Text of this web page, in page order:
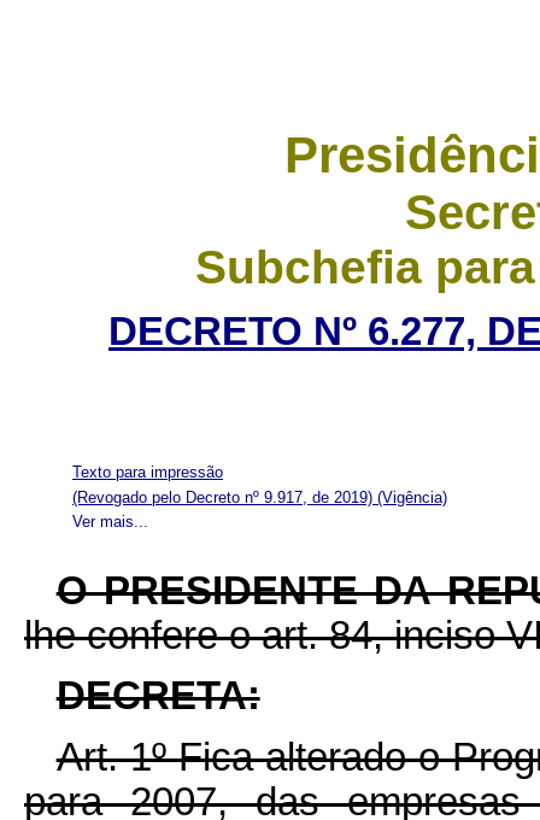
Subchefia
DECRETO Nº 6.277,
Texto para impressão
Ver mais...
(Revogado pelo Decreto nº 9.917, de 2019) (Vigência)
O PRESIDENTE DA
lhe confere o art. 84, inciso
DECRETA:
Art. 1º Fica alterado o
para 2007, das